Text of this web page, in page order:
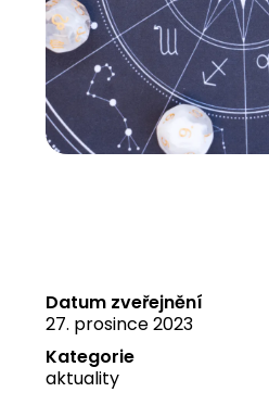
Datum zveřejnění
27. prosince 2023
Kategorie
aktuality